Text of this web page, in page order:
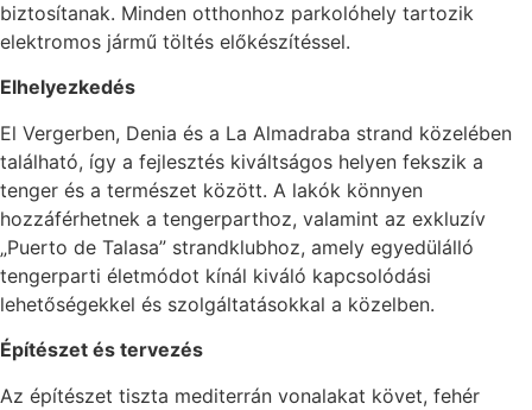
biztosítanak. Minden otthonhoz parkolóhely tartozik
elektromos jármű töltés előkészítéssel.
Elhelyezkedés
El Vergerben, Denia és a La Almadraba strand közelében
található, így a fejlesztés kiváltságos helyen fekszik a
tenger és a természet között. A lakók könnyen
hozzáférhetnek a tengerparthoz, valamint az exkluzív
„Puerto de Talasa” strandklubhoz, amely egyedülálló
tengerparti életmódot kínál kiváló kapcsolódási
lehetőségekkel és szolgáltatásokkal a közelben.
Építészet és tervezés
Az építészet tiszta mediterrán vonalakat követ, fehér